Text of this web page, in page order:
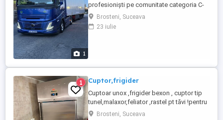
1
profesioniști pe comunitate categoria C-
CE , Italia-Olanda . Salariu atractiv ,
programul de munca se respecta in
totalitate , cazare asigurata, baza este la
Brosteni, Suceava
23 iulie
1 Cuptor,frigider
Cuptoar unox ,frigider bexon , cuptor tip
tunel,malaxor,feliator ,rastel pt tăvi !pentru
mai multe detalii în privat
Brosteni, Suceava